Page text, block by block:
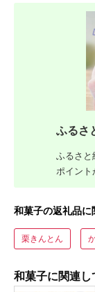
ふるさ
ふるさと
ポイント
和菓子の返礼品に
栗きんとん
和菓子に関連